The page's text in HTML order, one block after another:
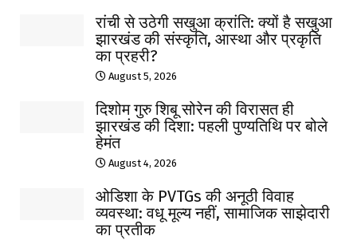
रांची से उठेगी सखुआ क्रांति: क्यों है सखुआ
झारखंड की संस्कृति, आस्था और प्रकृति
का प्रहरी?
August 5, 2026
दिशोम गुरु शिबू सोरेन की विरासत ही
झारखंड की दिशा: पहली पुण्यतिथि पर बोले
हेमंत
August 4, 2026
ओडिशा के PVTGs की अनूठी विवाह
व्यवस्था: वधू मूल्य नहीं, सामाजिक साझेदारी
का प्रतीक